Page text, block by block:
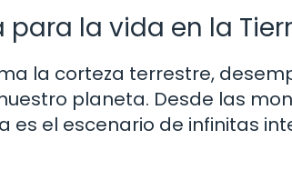
la vida en la
la corteza terrestre,
planeta. Desde las
es el escenario de infinitas